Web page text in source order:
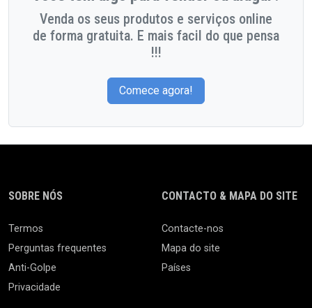
Venda os seus produtos e serviços online
de forma gratuita. E mais facil do que pensa
!!!
Comece agora!
SOBRE NÓS
Termos
Perguntas frequentes
Anti-Golpe
Privacidade
CONTACTO & MAPA DO SITE
Contacte-nos
Mapa do site
Países